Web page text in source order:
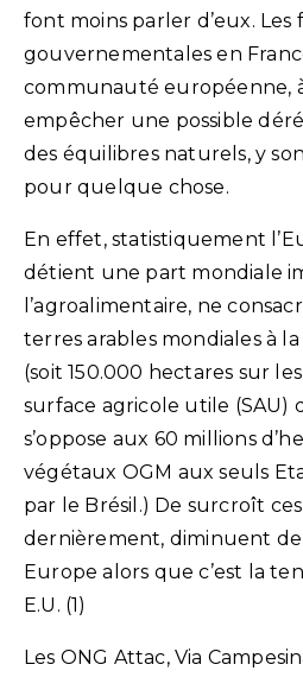
font moins parler d’eux.
gouvernementales en
communauté européenne,
empêcher une possible
des équilibres naturels, y
pour quelque chose.
En effet, statistiquement
détient une part mondiale
l’agroalimentaire, ne
terres arables mondiales à
(soit 150.000 hectares sur
surface agricole utile (SAU)
s’oppose aux 60 millions
végétaux OGM aux seuls
par le Brésil.) De surcroît
dernièrement, diminuent de
Europe alors que c’est la
E.U. (1)
Les ONG Attac, Via